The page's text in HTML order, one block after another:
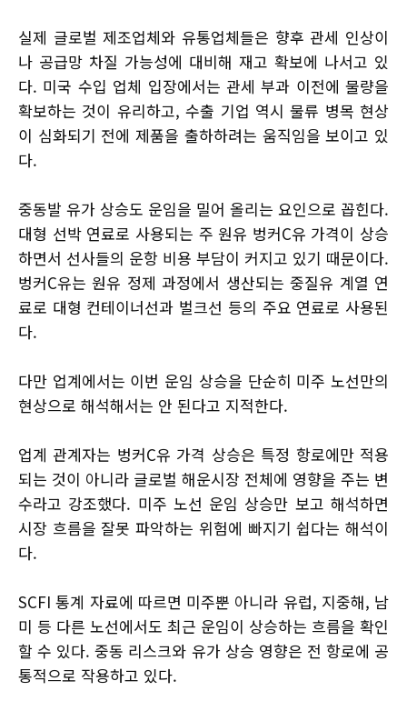
실제 글로벌 제조업체와 유통업체들은 향후 관세 인상이
나 공급망 차질 가능성에 대비해 재고 확보에 나서고 있
다. 미국 수입 업체 입장에서는 관세 부과 이전에 물량을
확보하는 것이 유리하고, 수출 기업 역시 물류 병목 현상
이 심화되기 전에 제품을 출하하려는 움직임을 보이고 있
다.
중동발 유가 상승도 운임을 밀어 올리는 요인으로 꼽힌다.
대형 선박 연료로 사용되는 주 원유 벙커C유 가격이 상승
하면서 선사들의 운항 비용 부담이 커지고 있기 때문이다.
벙커C유는 원유 정제 과정에서 생산되는 중질유 계열 연
료로 대형 컨테이너선과 벌크선 등의 주요 연료로 사용된
다.
다만 업계에서는 이번 운임 상승을 단순히 미주 노선만의
현상으로 해석해서는 안 된다고 지적한다.
업계 관계자는 벙커C유 가격 상승은 특정 항로에만 적용
되는 것이 아니라 글로벌 해운시장 전체에 영향을 주는 변
수라고 강조했다. 미주 노선 운임 상승만 보고 해석하면
시장 흐름을 잘못 파악하는 위험에 빠지기 쉽다는 해석이
다.
SCFI 통계 자료에 따르면 미주뿐 아니라 유럽, 지중해, 남
미 등 다른 노선에서도 최근 운임이 상승하는 흐름을 확인
할 수 있다. 중동 리스크와 유가 상승 영향은 전 항로에 공
통적으로 작용하고 있다.